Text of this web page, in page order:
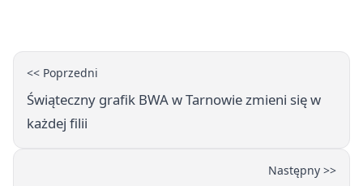
<< Poprzedni
Świąteczny grafik BWA w Tarnowie zmieni się w
każdej filii
Następny >>